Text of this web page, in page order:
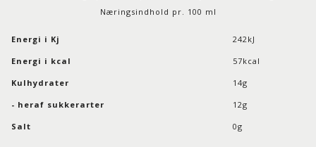
Næringsindhold pr. 100 ml
Energi i Kj 242kJ
Energi i kcal 57kcal
Kulhydrater 14g
- heraf sukkerarter 12g
Salt 0g